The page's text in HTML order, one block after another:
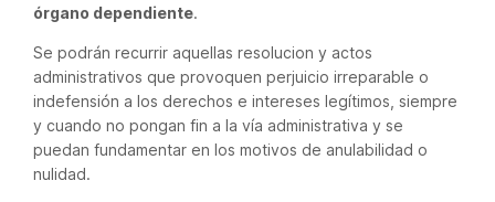
órgano dependiente.
Se podrán recurrir aquellas resolucion y actos
administrativos que provoquen perjuicio irreparable o
indefensión a los derechos e intereses legítimos, siempre
y cuando no pongan fin a la vía administrativa y se
puedan fundamentar en los motivos de anulabilidad o
nulidad.